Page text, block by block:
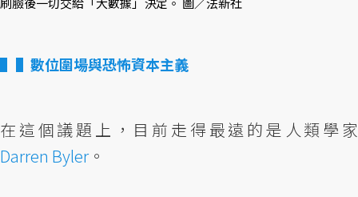
▌數位圍場與恐怖資本主義
在這個議題上，目前走得最遠的是人類學家
Darren Byler。